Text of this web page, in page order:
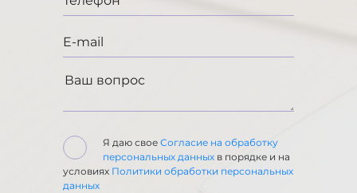
Я даю свое Согласие на обработку
персональных данных в порядке и на
условиях Политики обработки персональных
данных